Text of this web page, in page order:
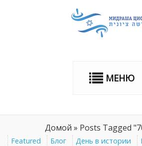
МЕНЮ
Домой » Posts Tagged
Featured Блог День в истории